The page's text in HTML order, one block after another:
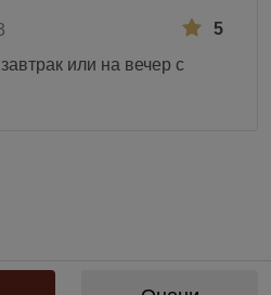
5
или на вечер с
55б, ал. 5 от Закона за въвеждане
от „БЕРЬОЗКА БЪЛГАРИЯ“ ЕООД от